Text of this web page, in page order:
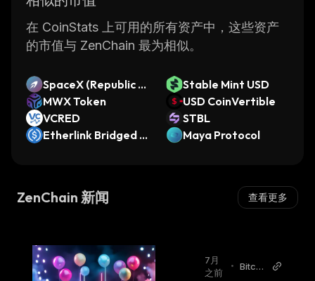
在 CoinStats 上可用的所有资产中，这些资产
的市值与 ZenChain 最为相似。
SpaceX (Republic Pr
e-IPO)
Stable Mint USD
MWX Token
USD CoinVertible
VCRED
STBL
Etherlink Bridged U
Maya Protocol
ZenChain 新闻 查看更多
7月
之前
•
Bitcoi